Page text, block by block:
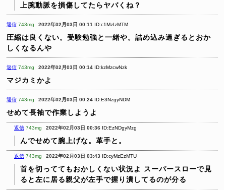
上腕動脈を損傷してたらヤバくね？
返信 743mg 2022年02月03日 00:11 ID:c1MzIzMTM
圧縮は良くない。受験勉強と一緒や。詰め込み過ぎるとおか
しくなるんや
返信 743mg 2022年02月03日 00:14 ID:kzMzcwNzk
マジカミかよ
返信 743mg 2022年02月03日 00:24 ID:E3NzgyNDM
せめて長袖で作業しようよ
返信 743mg 2022年02月03日 00:36 ID:EzNDgyMzg
んでせめて腕上げな。革手と。
返信 743mg 2022年02月03日 03:43 ID:cyMzEzMTU
首を切っててもおかしくない状況よ
スーパースローで見
ると左に居る親父が左手で握り潰してるのが分る